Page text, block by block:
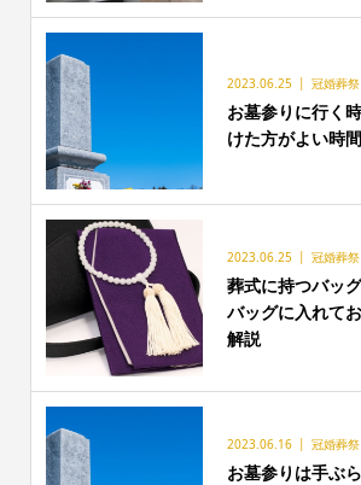
2023.06.25 冠婚葬祭
お墓参りに行く
けた方がよい時
2023.06.25 冠婚葬祭
葬式に持つバッ
バッグに入れて
解説
2023.06.16 冠婚葬祭
お墓参りは手ぶ